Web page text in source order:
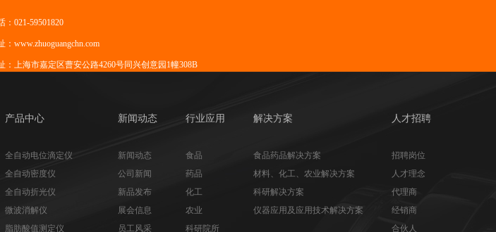
：021-59501820
：www.zhuoguangchn.com
：上海市嘉定区曹安公路4260号同兴创意园1幢308B
产品中心
全自动电位滴定仪
全自动密度仪
全自动折光仪
微波消解仪
脂肪酸值测定仪
新闻动态
新闻动态
公司新闻
新品发布
展会信息
员工风采
行业应用
食品
药品
化工
农业
科研院所
解决方案
食品药品解决方案
材料、化工、农业解决方案
科研解决方案
仪器应用及应用技术解决方案
人才招聘
招聘岗位
人才理念
代理商
经销商
合伙人